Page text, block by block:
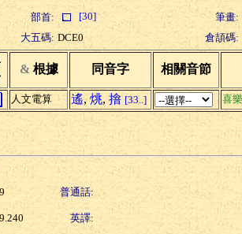
部首: [30]
筆畫:
大五碼: DCE0 倉頡碼:
& 根據 同音字 相關音節
人文電算 遙, 烑, 摿 [33..]
喜樂
普通話:
英譯: